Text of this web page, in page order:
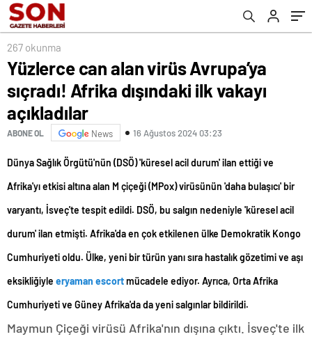
267 okunma
Yüzlerce can alan virüs Avrupa’ya
sıçradı! Afrika dışındaki ilk vakayı
açıkladılar
ABONE OL News 16 Ağustos 2024 03:23
Dünya Sağlık Örgütü'nün (DSÖ) 'küresel acil durum' ilan ettiği ve
Afrika'yı etkisi altına alan M çiçeği (MPox) virüsünün 'daha bulaşıcı' bir
varyantı, İsveç'te tespit edildi. DSÖ, bu salgın nedeniyle 'küresel acil
durum' ilan etmişti. Afrika'da en çok etkilenen ülke Demokratik Kongo
Cumhuriyeti oldu. Ülke, yeni bir türün yanı sıra hastalık gözetimi ve aşı
eksikliğiyle eryaman escortmücadele ediyor. Ayrıca, Orta Afrika
Cumhuriyeti ve Güney Afrika'da da yeni salgınlar bildirildi.
Maymun Çiçeği virüsü Afrika'nın dışına çıktı. İsveç'te ilk